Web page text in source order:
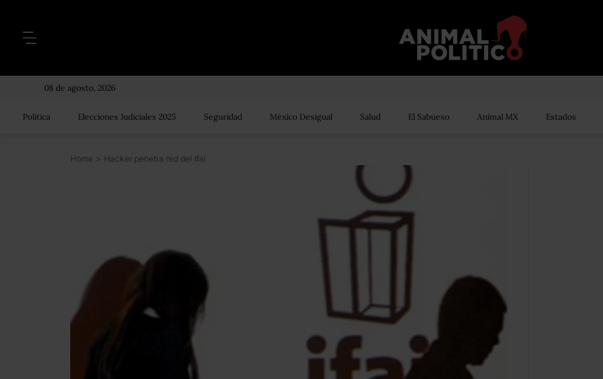
08 de agosto, 2026
Política Elecciones Judiciales 2025 Seguridad México Desigual Salud El Sabueso Animal MX Estados
Home > Hacker penetra red del Ifai